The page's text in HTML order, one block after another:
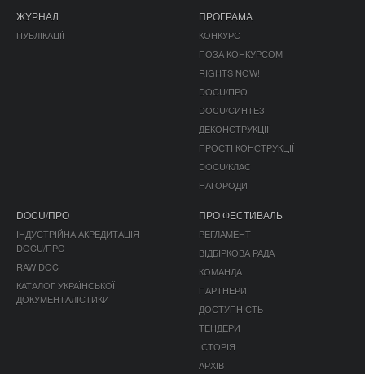
ЖУРНАЛ
ПУБЛІКАЦІЇ
ПРОГРАМА
КОНКУРС
ПОЗА КОНКУРСОМ
RIGHTS NOW!
DOCU/ПРО
DOCU/СИНТЕЗ
ДЕКОНСТРУКЦІЇ
ПРОСТІ КОНСТРУКЦІЇ
DOCU/КЛАС
НАГОРОДИ
DOCU/ПРО
ІНДУСТРІЙНА АКРЕДИТАЦІЯ
DOCU/ПРО
RAW DOC
КАТАЛОГ УКРАЇНСЬКОЇ
ДОКУМЕНТАЛІСТИКИ
ПРО ФЕСТИВАЛЬ
РЕГЛАМЕНТ
ВІДБІРКОВА РАДА
КОМАНДА
ПАРТНЕРИ
ДОСТУПНІСТЬ
ТЕНДЕРИ
ІСТОРІЯ
АРХІВ